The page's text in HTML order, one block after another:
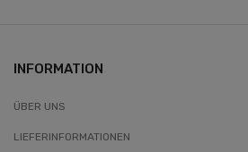
INFORMATION
ÜBER UNS
LIEFERINFORMATIONEN